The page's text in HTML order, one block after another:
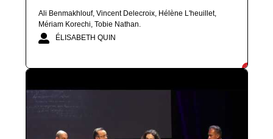
Ali Benmakhlouf, Vincent Delecroix, Hélène L'heuillet,
Mériam Korechi, Tobie Nathan.
ÉLISABETH QUIN